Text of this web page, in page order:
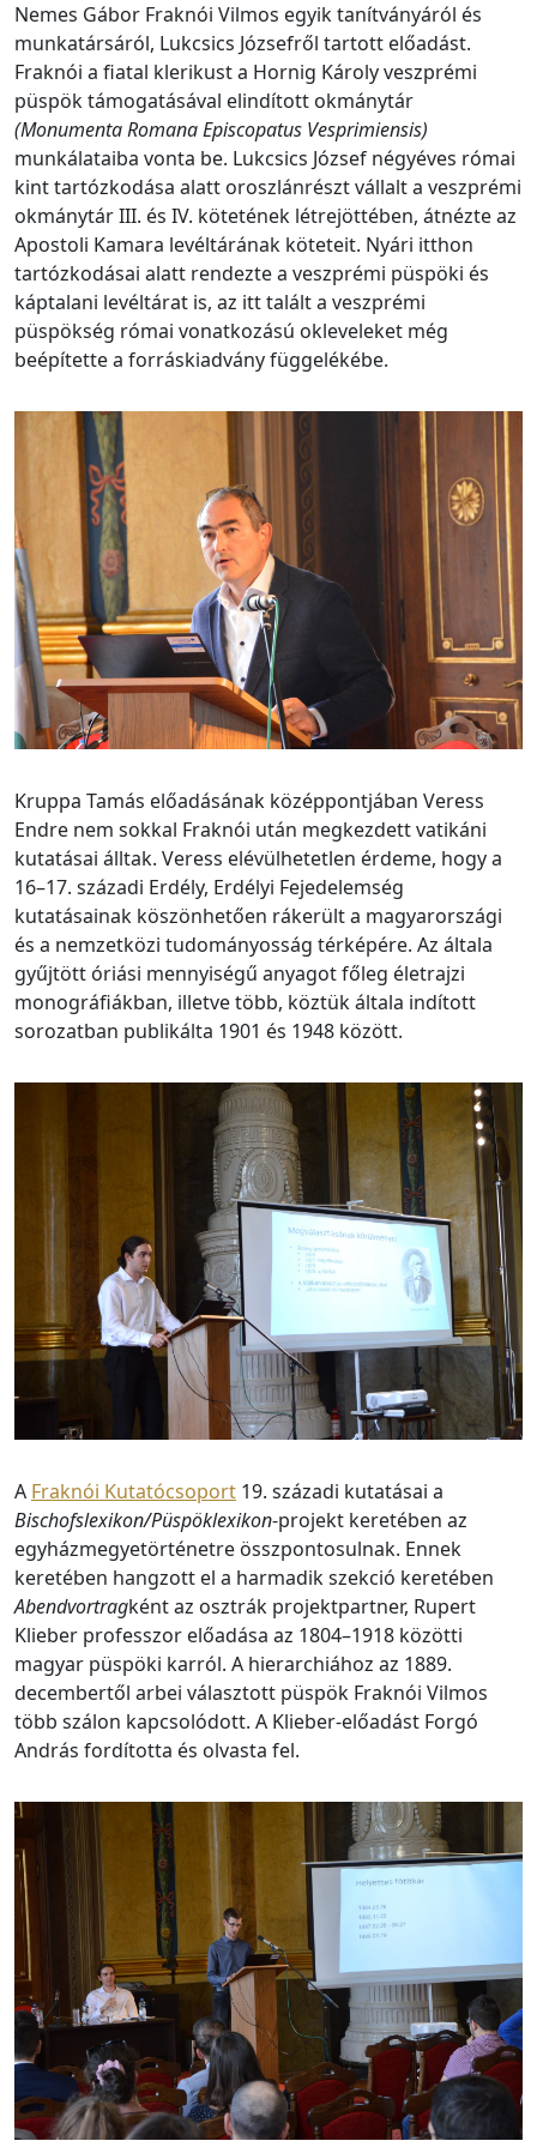
Nemes Gábor Fraknói Vilmos egyik tanítványáról és
munkatársáról, Lukcsics Józsefről tartott előadást.
Fraknói a fiatal klerikust a Hornig Károly veszprémi
püspök támogatásával elindított okmánytár
(Monumenta Romana Episcopatus Vesprimiensis)
munkálataiba vonta be. Lukcsics József négyéves római
kint tartózkodása alatt oroszlánrészt vállalt a veszprémi
okmánytár III. és IV. kötetének létrejöttében, átnézte az
Apostoli Kamara levéltárának köteteit. Nyári itthon
tartózkodásai alatt rendezte a veszprémi püspöki és
káptalani levéltárat is, az itt talált a veszprémi
püspökség római vonatkozású okleveleket még
beépítette a forráskiadvány függelékébe.
Kruppa Tamás előadásának középpontjában Veress
Endre nem sokkal Fraknói után megkezdett vatikáni
kutatásai álltak. Veress elévülhetetlen érdeme, hogy a
16–17. századi Erdély, Erdélyi Fejedelemség
kutatásainak köszönhetően rákerült a magyarországi
és a nemzetközi tudományosság térképére. Az általa
gyűjtött óriási mennyiségű anyagot főleg életrajzi
monográfiákban, illetve több, köztük általa indított
sorozatban publikálta 1901 és 1948 között.
A Fraknói Kutatócsoport 19. századi kutatásai a
Bischofslexikon/Püspöklexikon-projekt keretében az
egyházmegyetörténetre összpontosulnak. Ennek
keretében hangzott el a harmadik szekció keretében
Abendvortragként az osztrák projektpartner, Rupert
Klieber professzor előadása az 1804–1918 közötti
magyar püspöki karról. A hierarchiához az 1889.
decembertől arbei választott püspök Fraknói Vilmos
több szálon kapcsolódott. A Klieber-előadást Forgó
András fordította és olvasta fel.